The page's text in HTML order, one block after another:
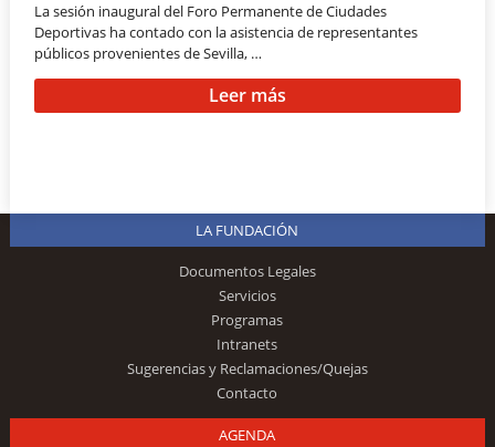
La sesión inaugural del Foro Permanente de Ciudades
Deportivas ha contado con la asistencia de representantes
públicos provenientes de Sevilla, …
Leer más
LA FUNDACIÓN
Documentos Legales
Servicios
Programas
Intranets
Sugerencias y Reclamaciones/Quejas
Contacto
AGENDA